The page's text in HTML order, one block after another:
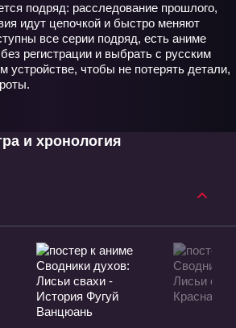
подряд: расследование прошлого,
идут цепочкой и быстро меняют
все серии подряд, есть аниме
регистрации и выбрать с русским
чтобы не потерять детали,
и хронология